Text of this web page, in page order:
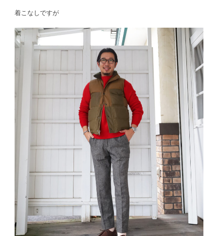
着こなしですが